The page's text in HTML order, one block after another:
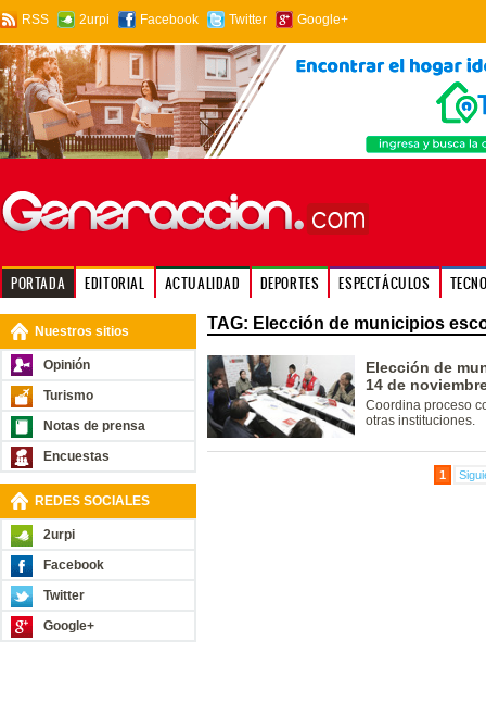
RSS 2urpi Facebook Twitter Google+
PORTADA EDITORIAL ACTUALIDAD DEPORTES ESPECTÁCULOS
Nuestros sitios
Opinión
Turismo
Notas de prensa
Encuestas
REDES SOCIALES
2urpi
Facebook
Twitter
Google+
TAG: Elección de municipios
Elección de
14 de
Coordina proceso
otras instituciones.
1